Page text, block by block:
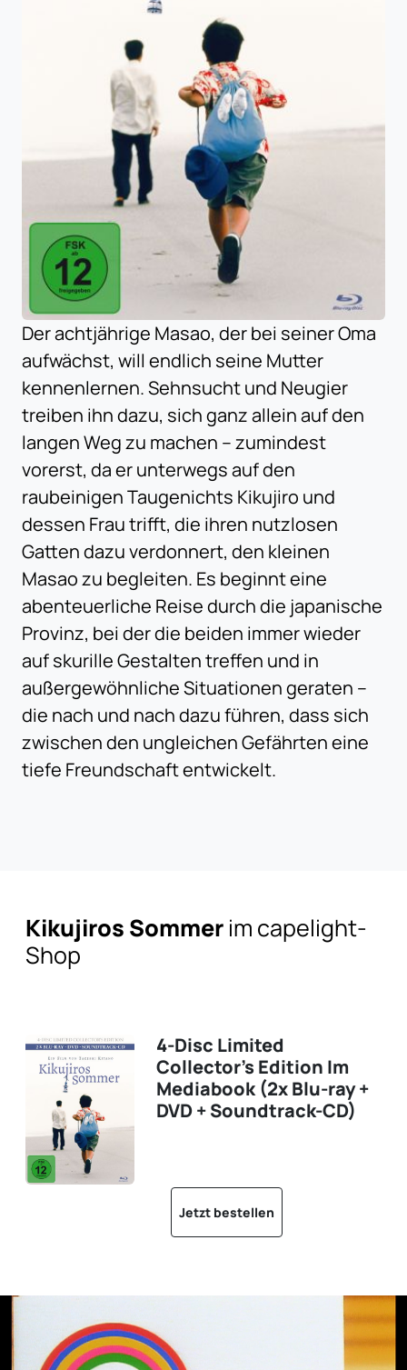
Der achtjährige Masao, der bei seiner Oma
aufwächst, will endlich seine Mutter
kennenlernen. Sehnsucht und Neugier
treiben ihn dazu, sich ganz allein auf den
langen Weg zu machen – zumindest
vorerst, da er unterwegs auf den
raubeinigen Taugenichts Kikujiro und
dessen Frau trifft, die ihren nutzlosen
Gatten dazu verdonnert, den kleinen
Masao zu begleiten. Es beginnt eine
abenteuerliche Reise durch die japanische
Provinz, bei der die beiden immer wieder
auf skurille Gestalten treffen und in
außergewöhnliche Situationen geraten –
die nach und nach dazu führen, dass sich
zwischen den ungleichen Gefährten eine
tiefe Freundschaft entwickelt.
Kikujiros Sommer im capelight-
Shop
4-Disc Limited
Collector’s Edition Im
Mediabook (2x Blu-ray +
DVD + Soundtrack-CD)
Jetzt bestellen